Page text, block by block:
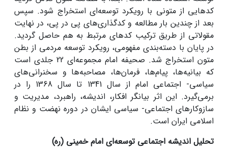
کدهایی از متونی با رویکرد توسعه‌ای استخراج شود. سپس
بعد از چندین بار مطالعه و کدگذاری‌های پی در پی، در نهایت
مقولاتی از طریق ترکیب کدهای مرتبط به هم حاصل گردید.
در پایان با دسته‌بندی مفهومی، رویکرد توسعه مردمی از بطن
متون استخراج شد. صحیفه امام مجموعه‌ای 22 جلدی است
که بیانیه‌ها، پیام‌ها، فرمان‌ها، مصاحبه‌ها و سخنرانی‌های
سیاسی- اجتماعی امام از سال 1341 تا سال 1368 را در
برمی‌گیرد. این اثر بیانگر افکار، اندیشه، راهبرد، مدیریت و
سازوکارهای اجتماعی- سیاسی ایشان در دوره نهضت و نظام
اسلامی ایران است.
تحلیل اندیشه اجتماعی توسعه‌ای امام خمینی (ره)